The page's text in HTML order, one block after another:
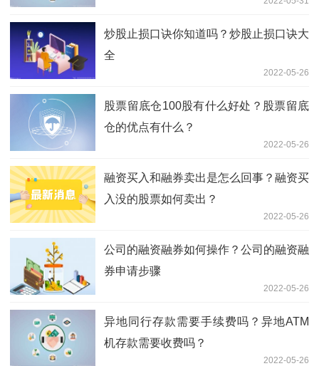
炒股止损口诀你知道吗？炒股止损口诀大
全
2022-05-26
股票留底仓100股有什么好处？股票留底
仓的优点有什么？
2022-05-26
融资买入和融券卖出是怎么回事？融资买
入没的股票如何卖出？
2022-05-26
公司的融资融券如何操作？公司的融资融
券申请步骤
2022-05-26
异地同行存款需要手续费吗？异地ATM
机存款需要收费吗？
2022-05-26